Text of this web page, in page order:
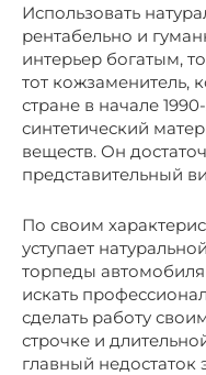
Использовать
рентабельно и
интерьер богатым,
тот кожзаменитель,
стране в начале
синтетический
веществ. Он
представительный
По своим
уступает
торпеды
искать
сделать работу
строчке и
главный недостаток